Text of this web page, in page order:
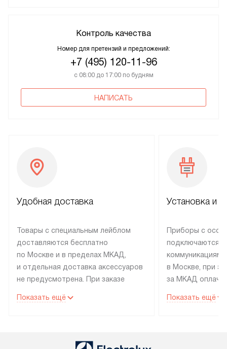
Контроль качества
Номер для претензий и предложений:
+7 (495) 120-11-96
с 08:00 до 17:00 по будням
НАПИСАТЬ
Удобная доставка
Товары с специальным лейблом
доставляются бесплатно
по Москве и в пределах МКАД,
и отдельная доставка аксессуаров
не предусмотрена. При заказе
рекомендуем обсудить
со статусом «В наличии» могут
Показать ещё
Установка и
Приборы с
подключаются к
коммуникациям
в Москве, при
за МКАД
партнера
Показать ещё